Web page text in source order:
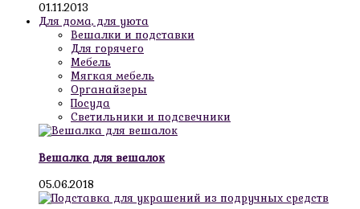
01.11.2013
Для дома, для уюта
Вешалки и подставки
Для горячего
Мебель
Мягкая мебель
Органайзеры
Посуда
Светильники и подсвечники
Вешалка для вешалок
05.06.2018